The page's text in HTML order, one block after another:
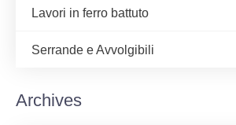
Lavori in ferro battuto
Serrande e Avvolgibili
Archives